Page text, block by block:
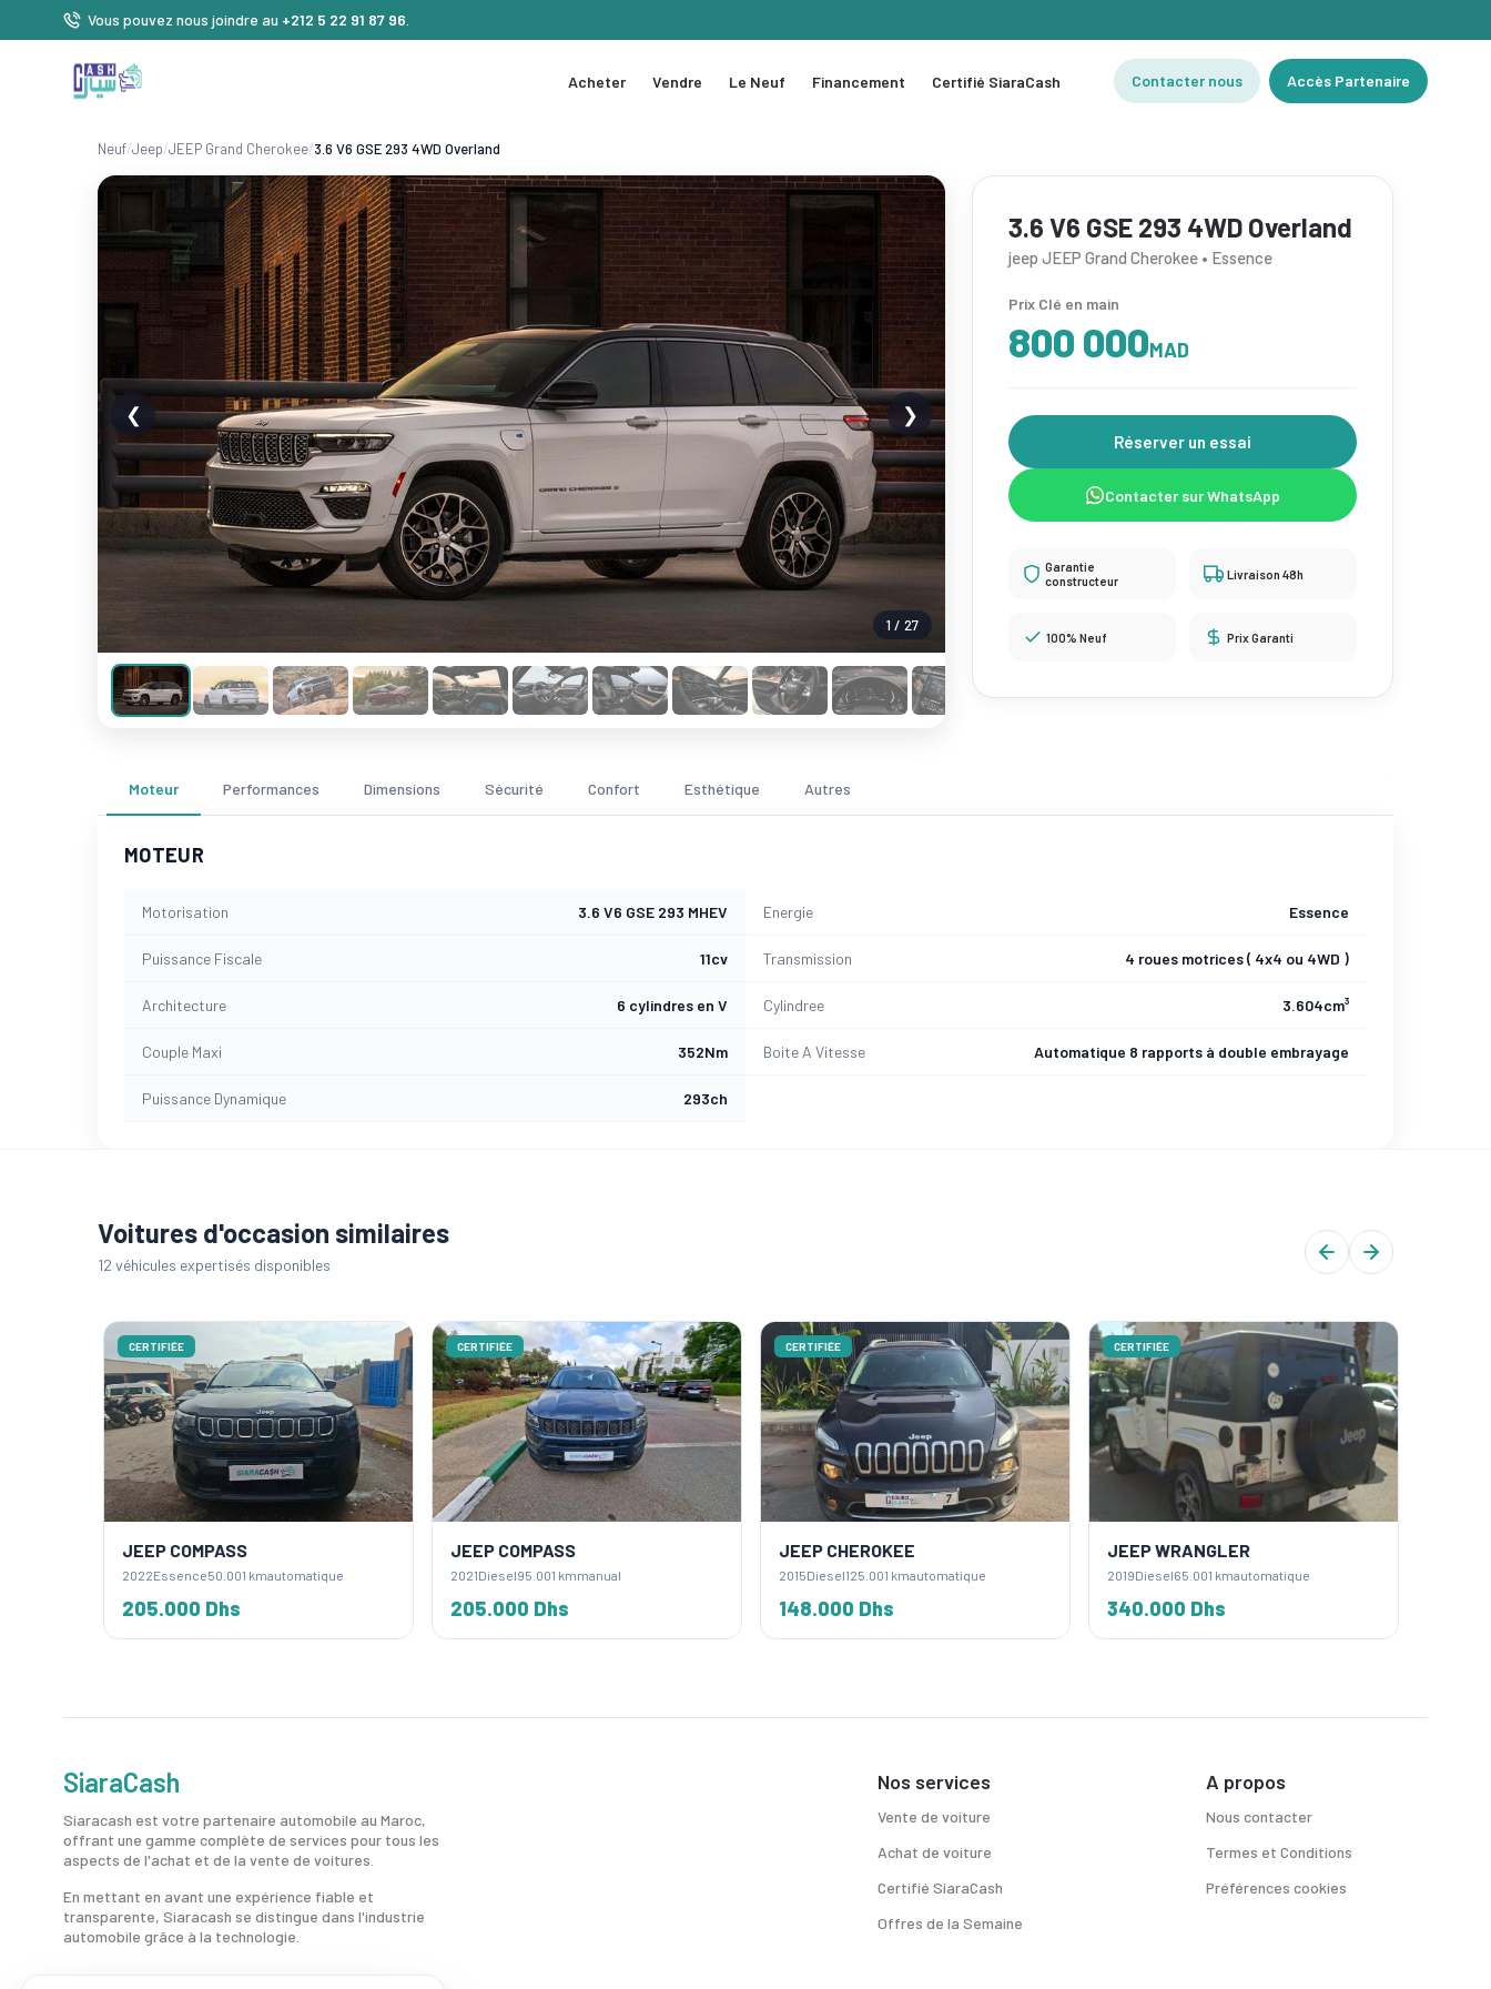
Vous pouvez nous joindre au +212 5 22 91 87 96
Acheter Vendre Le Neuf Financement Certifié SiaraCash Contacter nous Accès Partenaire
Neuf/Jeep/JEEP Grand Cherokee/3.6 V6 GSE 293 4WD Overland
1 / 27
❮ ❯
3.6 V6 GSE 293 4WD Overland
jeep JEEP Grand Cherokee • Essence
Prix Clé en main
800 000MAD
Réserver un essai
Contacter sur WhatsApp
Garantie
constructeur
Livraison 48h
100% Neuf Prix Garanti
Moteur Performances Dimensions Sécurité Confort Esthétique Autres
MOTEUR
Motorisation 3.6 V6 GSE 293 MHEV Energie Essence
Puissance Fiscale 11cv Transmission 4 roues motrices ( 4x4 ou 4WD )
Architecture 6 cylindres en V Cylindree 3.604cm³
Couple Maxi 352Nm Boite A Vitesse Automatique 8 rapports à double embrayage
Puissance Dynamique 293ch
Voitures d'occasion similaires
12 véhicules expertisés disponibles
CERTIFIÉE
JEEP COMPASS
2022Essence50.001 kmautomatique
205.000 Dhs
CERTIFIÉE
JEEP COMPASS
2021Diesel95.001 kmmanual
205.000 Dhs
CERTIFIÉE
JEEP CHEROKEE
2015Diesel125.001 kmautomatique
148.000 Dhs
CERTIFIÉE
JEEP WRANGLER
2019Diesel65.001 kmautomatique
340.000 Dhs
SiaraCash
Siaracash est votre partenaire automobile au Maroc,
offrant une gamme complète de services pour tous les
aspects de l'achat et de la vente de voitures.
En mettant en avant une expérience fiable et
transparente, Siaracash se distingue dans l'industrie
automobile grâce à la technologie.
Nos services
Vente de voiture
Achat de voiture
Certifié SiaraCash
Offres de la Semaine
A propos
Nous contacter
Termes et Conditions
Préférences cookies